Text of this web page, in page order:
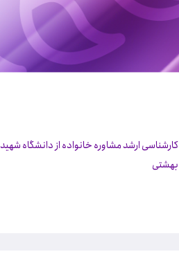
کارشناسی ارشد مشاوره خانواده از دانشگاه شهید
بهشتی